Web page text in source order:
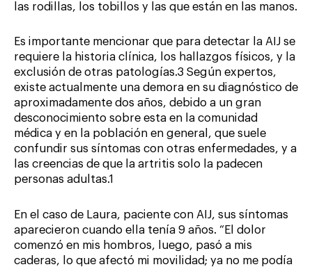
las rodillas, los tobillos y las que están en las manos.
Es importante mencionar que para detectar la AIJ se
requiere la historia clínica, los hallazgos físicos, y la
exclusión de otras patologías.3 Según expertos,
existe actualmente una demora en su diagnóstico de
aproximadamente dos años, debido a un gran
desconocimiento sobre esta en la comunidad
médica y en la población en general, que suele
confundir sus síntomas con otras enfermedades, y a
las creencias de que la artritis solo la padecen
personas adultas.1
En el caso de Laura, paciente con AIJ, sus síntomas
aparecieron cuando ella tenía 9 años. “El dolor
comenzó en mis hombros, luego, pasó a mis
caderas, lo que afectó mi movilidad; ya no me podía